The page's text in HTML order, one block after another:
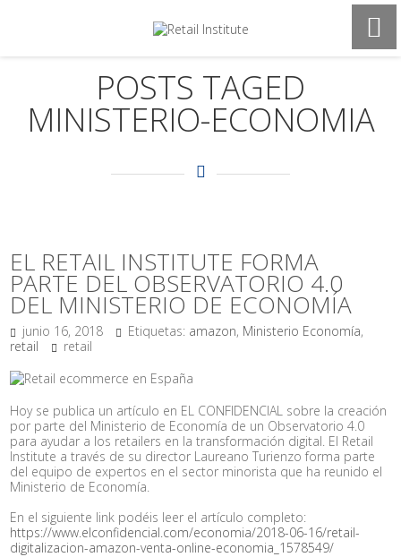
POSTS TAGED
MINISTERIO-ECONOMIA
EL RETAIL INSTITUTE FORMA
PARTE DEL OBSERVATORIO 4.0
DEL MINISTERIO DE ECONOMÍA
junio 16, 2018 Etiquetas: amazon, Ministerio Economía,
retail
retail
Hoy se publica un artículo en EL CONFIDENCIAL sobre la creación
por parte del Ministerio de Economía de un Observatorio 4.0
para ayudar a los retailers en la transformación digital. El Retail
Institute a través de su director Laureano Turienzo forma parte
del equipo de expertos en el sector minorista que ha reunido el
Ministerio de Economía.
En el siguiente link podéis leer el artículo completo:
https://www.elconfidencial.com/economia/2018-06-16/retail-
digitalizacion-amazon-venta-online-economia_1578549/